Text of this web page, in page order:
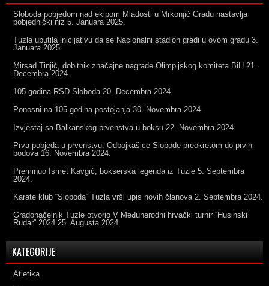
Sloboda pobjedom nad ekipom Mladosti u Mrkonjić Gradu nastavlja
pobjednički niz 5. Januara 2025.
Tuzla uputila inicijativu da se Nacionalni stadion gradi u ovom gradu 3.
Januara 2025.
Mirsad Tinjić, dobitnik značajne nagrade Olimpijskog komiteta BiH 21.
Decembra 2024.
105 godina RSD Sloboda 20. Decembra 2024.
Ponosni na 105 godina postojanja 30. Novembra 2024.
Izvjestaj sa Balkanskog prvenstva u boksu 22. Novembra 2024.
Prva pobjeda u prvenstvu: Odbojkašice Slobode preokretom do prvih
bodova 16. Novembra 2024.
Preminuo Ismet Kavgić, bokserska legenda iz Tuzle 5. Septembra
2024.
Karate klub ˝Sloboda˝ Tuzla vrši upis novih članova 2. Septembra 2024.
Gradonačelnik Tuzle otvorio V Međunarodni hrvački turnir “Husinski
Rudar” 2024 25. Augusta 2024.
KATEGORIJE
Atletika